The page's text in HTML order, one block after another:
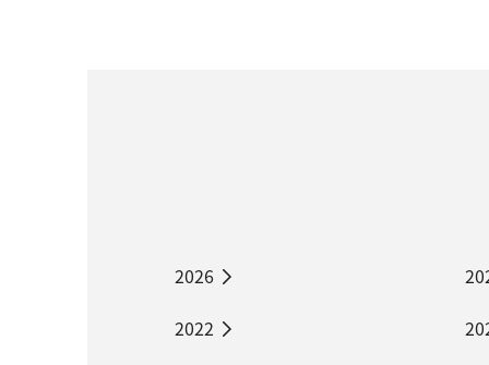
2026
2022